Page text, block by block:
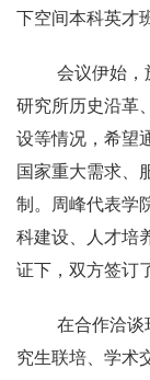
下空间本科英才
会议伊始，
研究所历史沿革
设等情况，希望
国家重大需求、
制。周峰代表学
科建设、人才培
证下，双方签订
在合作洽谈
究生联培、学术